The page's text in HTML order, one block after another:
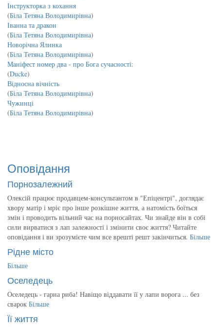
Інструкторка з кохання
(Біла Тетяна Володимирівна)
Іванна та дракон
(Біла Тетяна Володимирівна)
Новорічна Ялинка
(Біла Тетяна Володимирівна)
Маніфест номер два - про Бога сучасності:
(Ducke)
Відносна вічність
(Біла Тетяна Володимирівна)
Чужинці
(Біла Тетяна Володимирівна)
Оповідання
Порнозалежний
Олексій працює продавцем-консультантом в "Епіцентрі", доглядає
хвору матір і мріє про інше розкішне життя, а натомість боїться
змін і проводить вільний час на порносайтах. Чи знайде він в собі
сили вирватися з лап залежності і змінити своє життя? Читайте
оповідання і ви зрозумієте чим все врешті решт закінчиться. Більше
Рідне місто
Більше
Оселедець
Оселедець - гарна риба! Навіщо віддавати її у лапи ворога ... без
сварок Більше
Її життя